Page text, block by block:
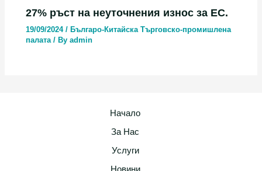
27% ръст на неуточнения износ за ЕС.
19/09/2024/ Българо-Китайска Търговско-промишлена
палaта/ Byadmin
Начало
За Нас
Услуги